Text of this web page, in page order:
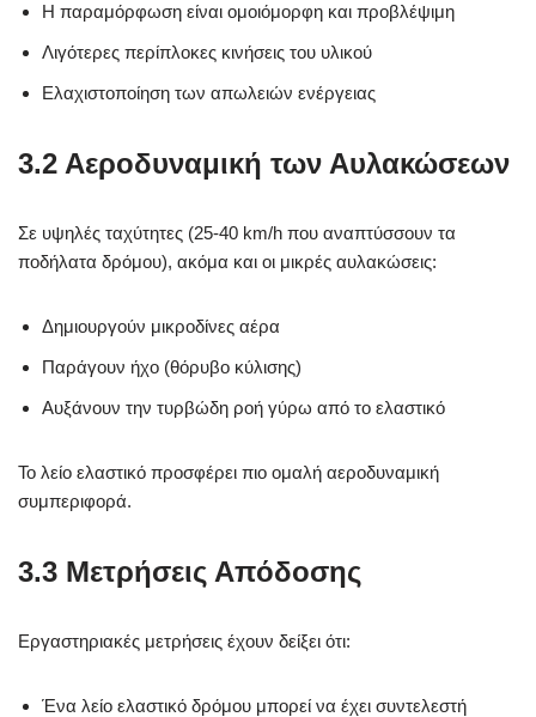
Η παραμόρφωση είναι ομοιόμορφη και προβλέψιμη
Λιγότερες περίπλοκες κινήσεις του υλικού
Ελαχιστοποίηση των απωλειών ενέργειας
3.2 Αεροδυναμική των Αυλακώσεων
Σε υψηλές ταχύτητες (25-40 km/h που αναπτύσσουν τα
ποδήλατα δρόμου), ακόμα και οι μικρές αυλακώσεις:
Δημιουργούν μικροδίνες αέρα
Παράγουν ήχο (θόρυβο κύλισης)
Αυξάνουν την τυρβώδη ροή γύρω από το ελαστικό
Το λείο ελαστικό προσφέρει πιο ομαλή αεροδυναμική
συμπεριφορά.
3.3 Μετρήσεις Απόδοσης
Εργαστηριακές μετρήσεις έχουν δείξει ότι:
Ένα λείο ελαστικό δρόμου μπορεί να έχει συντελεστή